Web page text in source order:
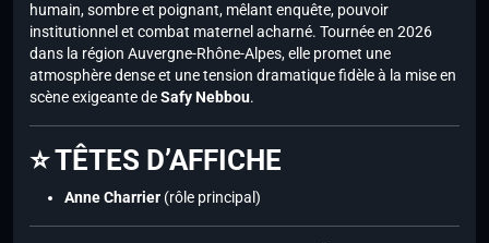
humain, sombre et poignant, mêlant enquête, pouvoir
institutionnel et combat maternel acharné. Tournée en 2026
dans la région Auvergne-Rhône-Alpes, elle promet une
atmosphère dense et une tension dramatique fidèle à la mise en
scène exigeante deSafy Nebbou.
⭐ TÊTES D’AFFICHE
Anne Charrier (rôle principal)